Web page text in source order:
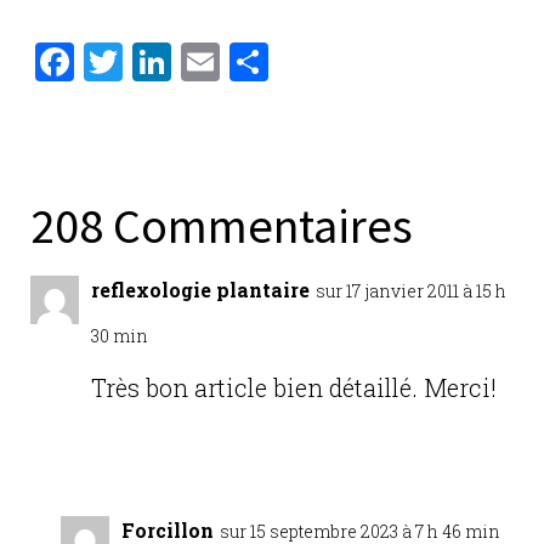
F
b
o
o
k
T
r
Li
dI
n
E
er
208 Commentaires
reflexologie plantaire sur 17 janvier 2011 à 15 h
30 min
Très bon article bien détaillé. Merci!
Forcillon sur 15 septembre 2023 à 7 h 46 min